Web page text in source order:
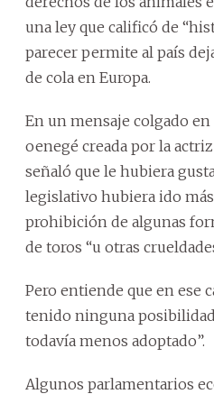
una ley que calificó de
parecer permite al país
de cola en Europa.
En un mensaje colgado
oenegé creada por la
señaló que le hubiera
legislativo hubiera ido
prohibición de algunas
de toros “u otras
Pero entiende que en ese
tenido ninguna
todavía menos adoptado”.
Algunos parlamentarios